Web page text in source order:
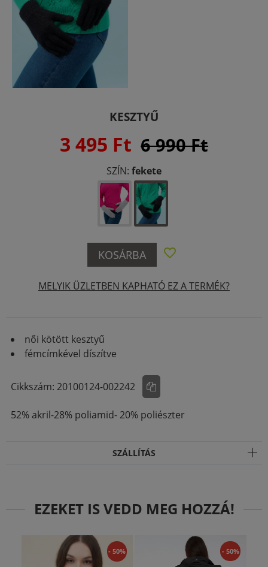
KESZTYŰ
3 495 Ft 6 990 Ft
SZÍN: fekete
KOSÁRBA
MELYIK ÜZLETBEN KAPHATÓ EZ A TERMÉK?
női kötött kesztyű
fémcímkével díszítve
Cikkszám: 20100124-002242
52% akril-28% poliamid- 20% poliészter
SZÁLLÍTÁS
EZEKET IS VEDD MEG HOZZÁ!
- 50% - 50%